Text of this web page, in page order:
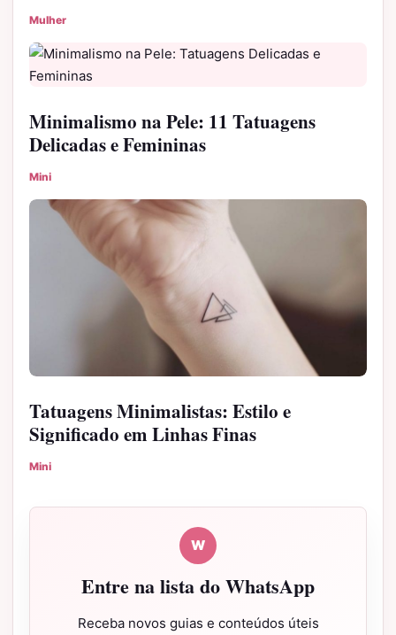
Mulher
Minimalismo na Pele: 11 Tatuagens
Delicadas e Femininas
Mini
Tatuagens Minimalistas: Estilo e
Significado em Linhas Finas
Mini
W
Entre na lista do WhatsApp
Receba novos guias e conteúdos úteis